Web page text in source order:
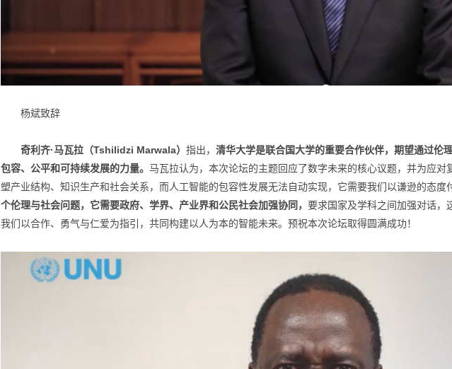
杨斌致辞
奇利齐·马瓦拉（Tshilidzi Marwala） 指出， 清华大学是联合国大学的重要合作伙伴，期望通过伦
包容、公平和可持续发展的力量。 马瓦拉认为，本次论坛的主题回应了数字未来的核心议题，并为应
塑产业结构、知识生产和社会关系，而人工智能的包容性发展无法自动实现，它需要我们以谦逊的态度
个伦理与社会问题，它需要政府、学界、产业界和公民社会加强协同， 要求国家及学科之间加强对话，
我们以合作、勇气与仁爱为指引，共同构建以人为本的智能未来。预祝本次论坛取得圆满成功！